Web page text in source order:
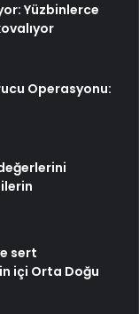
Yüzbinlerce
Operasyonu:
sert
içi Orta Doğu